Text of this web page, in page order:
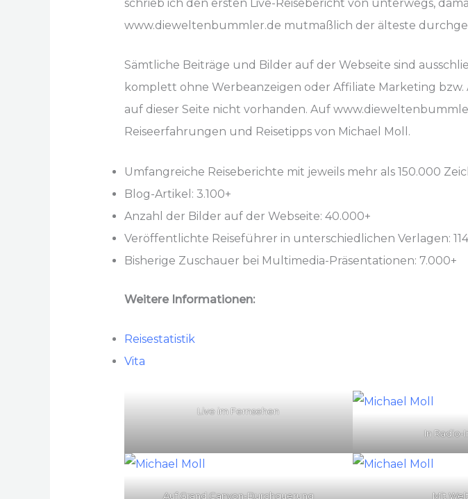
schrieb ich den ersten Live-Reisebericht von unterwegs,
www.dieweltenbummler.de mutmaßlich der älteste
Sämtliche Beiträge und Bilder auf der Webseite sind
komplett ohne Werbeanzeigen oder Affiliate Marketing
auf dieser Seite nicht vorhanden. Auf
Reiseerfahrungen und Reisetipps von Michael Moll.
Umfangreiche Reiseberichte mit jeweils mehr als 150.000
Blog-Artikel: 3.100+
Anzahl der Bilder auf der Webseite: 40.000+
Veröffentlichte Reiseführer in unterschiedlichen Verlagen:
Bisherige Zuschauer bei Multimedia-Präsentationen: 7.000+
Weitere Informationen:
Reisestatistik
Vita
Live im Fernsehen
In Radio-
Auf Grand Canyon-Durchquerung Mit